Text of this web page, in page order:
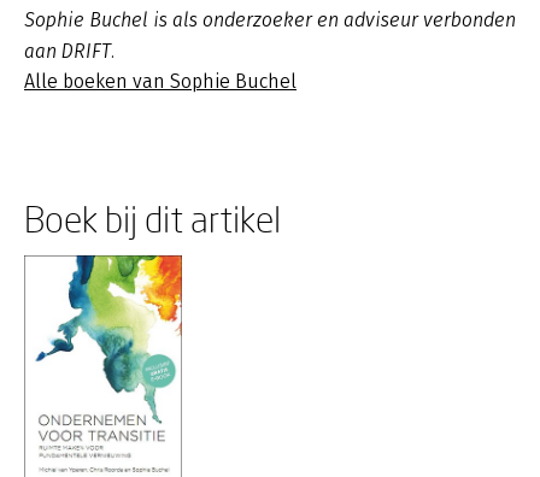
Sophie Buchel is als onderzoeker en adviseur verbonden
aan DRIFT.
Alle boeken van Sophie Buchel
Boek bij dit artikel